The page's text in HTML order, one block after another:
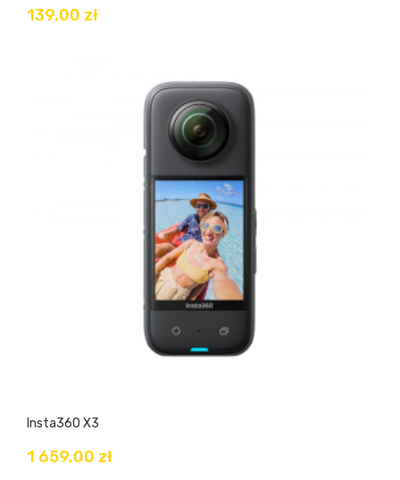
139,00 zł
Insta360 X3
1 659,00 zł